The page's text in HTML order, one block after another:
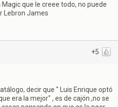
que le creee todo, no puede
Lebron James
+5
decir que " Luis Enrique optó
era la mejor" , es de cajón ,no se